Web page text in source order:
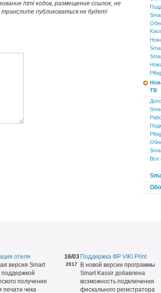
html кодов, размещение ссылок, не
транслите публиковаться не будет!
ТВ
Все
отеля
версия Smart
поддержкой
получения
печати чека
16/03
2017
Поддержка ФР VIKI Print
В новой версии программы
Smart Kassir добавлена
возможность подключения
фискального регистратора